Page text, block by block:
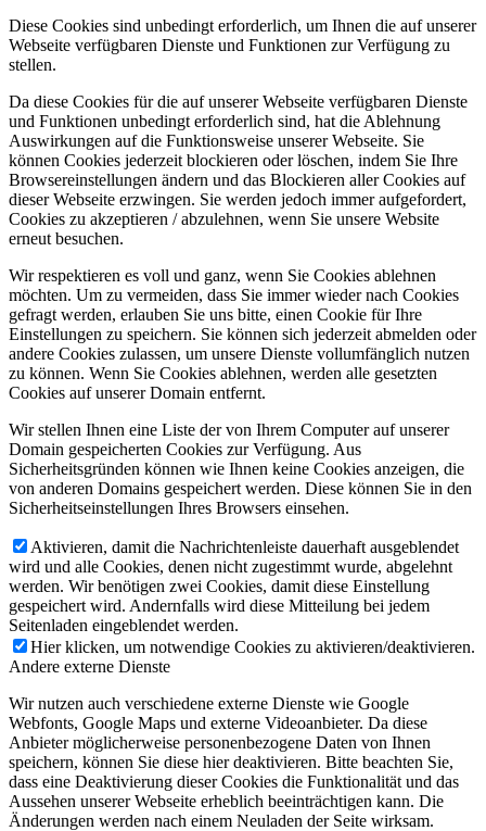
Diese Cookies sind unbedingt erforderlich, um Ihnen die auf unserer
Webseite verfügbaren Dienste und Funktionen zur Verfügung zu
stellen.
Da diese Cookies für die auf unserer Webseite verfügbaren Dienste
und Funktionen unbedingt erforderlich sind, hat die Ablehnung
Auswirkungen auf die Funktionsweise unserer Webseite. Sie
können Cookies jederzeit blockieren oder löschen, indem Sie Ihre
Browsereinstellungen ändern und das Blockieren aller Cookies auf
dieser Webseite erzwingen. Sie werden jedoch immer aufgefordert,
Cookies zu akzeptieren / abzulehnen, wenn Sie unsere Website
erneut besuchen.
Wir respektieren es voll und ganz, wenn Sie Cookies ablehnen
möchten. Um zu vermeiden, dass Sie immer wieder nach Cookies
gefragt werden, erlauben Sie uns bitte, einen Cookie für Ihre
Einstellungen zu speichern. Sie können sich jederzeit abmelden oder
andere Cookies zulassen, um unsere Dienste vollumfänglich nutzen
zu können. Wenn Sie Cookies ablehnen, werden alle gesetzten
Cookies auf unserer Domain entfernt.
Wir stellen Ihnen eine Liste der von Ihrem Computer auf unserer
Domain gespeicherten Cookies zur Verfügung. Aus
Sicherheitsgründen können wie Ihnen keine Cookies anzeigen, die
von anderen Domains gespeichert werden. Diese können Sie in den
Sicherheitseinstellungen Ihres Browsers einsehen.
Aktivieren, damit die Nachrichtenleiste dauerhaft ausgeblendet
wird und alle Cookies, denen nicht zugestimmt wurde, abgelehnt
werden. Wir benötigen zwei Cookies, damit diese Einstellung
gespeichert wird. Andernfalls wird diese Mitteilung bei jedem
Seitenladen eingeblendet werden.
Hier klicken, um notwendige Cookies zu aktivieren/deaktivieren.
Andere externe Dienste
Wir nutzen auch verschiedene externe Dienste wie Google
Webfonts, Google Maps und externe Videoanbieter. Da diese
Anbieter möglicherweise personenbezogene Daten von Ihnen
speichern, können Sie diese hier deaktivieren. Bitte beachten Sie,
dass eine Deaktivierung dieser Cookies die Funktionalität und das
Aussehen unserer Webseite erheblich beeinträchtigen kann. Die
Änderungen werden nach einem Neuladen der Seite wirksam.